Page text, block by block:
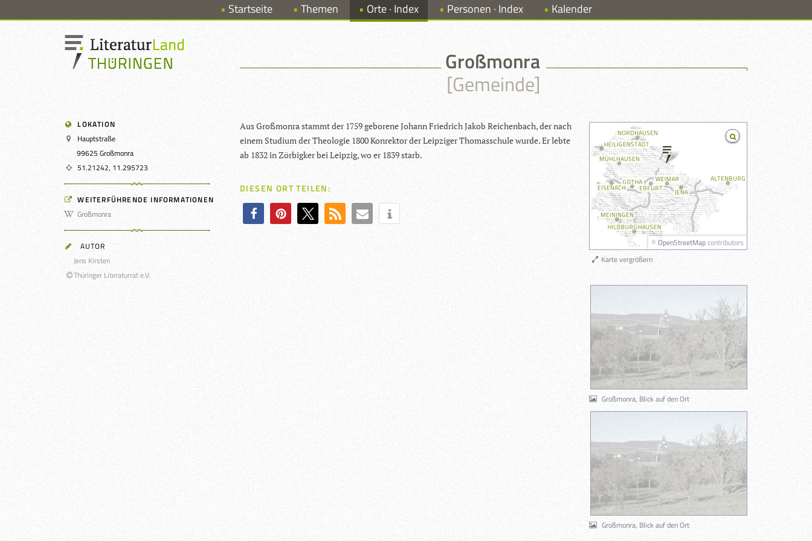
Startseite Themen Orte · Index Personen · Index Kalender
Großmonra
[Gemeinde]
LOKATION
Hauptstraße
99625 Großmonra
51.21242, 11.295723
WEITERFÜHRENDE INFORMATIONEN
Großmonra
AUTOR
Jens Kirsten
Thüringer Literaturrat e.V.
Aus Groß­monra stammt der 1759 gebo­rene Johann Fried­rich Jakob Rei­chen­bach, der nach
einem Stu­dium der Theo­lo­gie 1800 Kon­rek­tor der Leip­zi­ger Tho­mas­schule wurde. Er lebte
ab 1832 in Zör­big­ker bei Leip­zig, wo er 1839 starb.
DIESEN ORT TEILEN:
© OpenStreetMapcontributors
Karte vergrößern
Großmonra, Blick auf den Ort
Großmonra, Blick auf den Ort